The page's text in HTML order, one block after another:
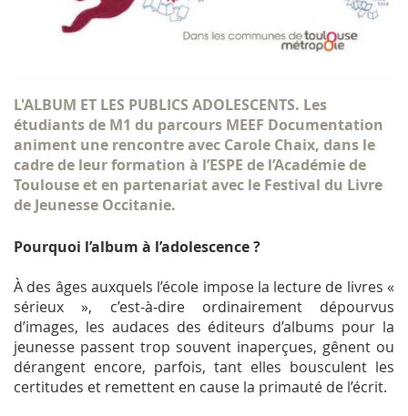
L'ALBUM ET LES PUBLICS ADOLESCENTS. Les
étudiants de M1 du parcours MEEF Documentation
animent une rencontre avec Carole Chaix, dans le
cadre de leur formation à l’ESPE de l’Académie de
Toulouse et en partenariat avec le Festival du Livre
de Jeunesse Occitanie.
Pourquoi l’album à l’adolescence ?
À des âges auxquels l’école impose la lecture de livres «
sérieux », c’est-à-dire ordinairement dépourvus
d’images, les audaces des éditeurs d’albums pour la
jeunesse passent trop souvent inaperçues, gênent ou
dérangent encore, parfois, tant elles bousculent les
certitudes et remettent en cause la primauté de l’écrit.